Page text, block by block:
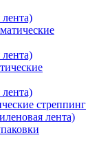
стреппинг
лента)